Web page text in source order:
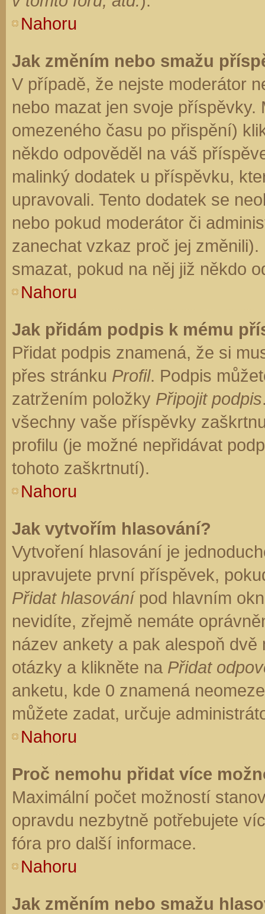
Nahoru
Jak změním nebo smažu
V případě, že nejste moderátor
nebo mazat jen svoje
omezeného času po přispění)
někdo odpověděl na váš
malinký dodatek u příspěvku,
upravovali. Tento dodatek se
nebo pokud moderátor či
zanechat vzkaz proč jej
smazat, pokud na něj již někdo
Nahoru
Jak přidám podpis k mému
Přidat podpis znamená, že si
přes stránku Profil. Podpis
zatržením položky Připojit podpis
všechny vaše příspěvky
profilu (je možné nepřidávat
tohoto zaškrtnutí).
Nahoru
Jak vytvořím hlasování?
Vytvoření hlasování je
upravujete první příspěvek,
Přidat hlasovánípod hlavním
nevidíte, zřejmě nemáte
název ankety a pak alespoň
otázky a klikněte na Přidat
anketu, kde 0 znamená
můžete zadat, určuje
Nahoru
Proč nemohu přidat více
Maximální počet možností
opravdu nezbytně potřebujete
fóra pro další informace.
Nahoru
Jak změním nebo smažu